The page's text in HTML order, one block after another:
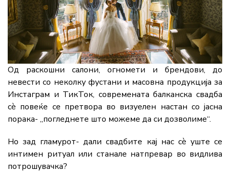
Од раскошни салони, огномети и брендови, до
невести со неколку фустани и масовна продукција за
Инстаграм и ТикТок, современата балканска свадба
сè повеќе се претвора во визуелен настан со јасна
порака- „погледнете што можеме да си дозволиме“.
Но зад гламурот- дали свадбите кај нас сè уште се
интимен ритуал или станале натпревар во видлива
потрошувачка?